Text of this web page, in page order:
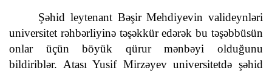
Şəhid leytenant Bəşir Mehdiyevin valideynləri
universitet rəhbərliyinə təşəkkür edərək bu təşəbbüsün
onlar üçün böyük qürur mənbəyi olduğunu
bildiriblər. Atası Yusif Mirzəyev universitetdə şəhid